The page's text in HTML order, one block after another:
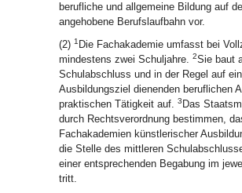
berufliche und allgemeine Bildung auf
angehobene Berufslaufbahn vor.
(2) 1 Die Fachakademie umfasst bei
mindestens zwei Schuljahre. 2Sie baut
Schulabschluss und in der Regel auf
Ausbildungsziel dienenden beruflichen
praktischen Tätigkeit auf. 3 Das
durch Rechtsverordnung bestimmen,
Fachakademien künstlerischer
die Stelle des mittleren
einer entsprechenden Begabung im
tritt.